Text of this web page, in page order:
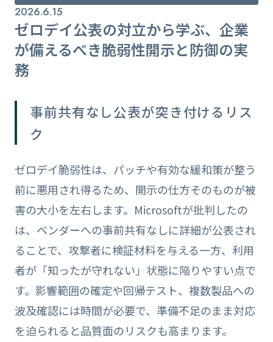
2026.6.15
ゼロデイ公表の対立から学ぶ、企業
が備えるべき脆弱性開示と防御の実
務
事前共有なし公表が突き付けるリス
ク
ゼロデイ脆弱性は、パッチや有効な緩和策が整う
前に悪用され得るため、開示の仕方そのものが被
害の大小を左右します。Microsoftが批判したの
は、ベンダーへの事前共有なしに詳細が公表され
ることで、攻撃者に検証材料を与える一方、利用
者が「知ったが守れない」状態に陥りやすい点で
す。影響範囲の確定や回帰テスト、複数製品への
波及確認には時間が必要で、準備不足のまま対応
を迫られると品質面のリスクも高まります。